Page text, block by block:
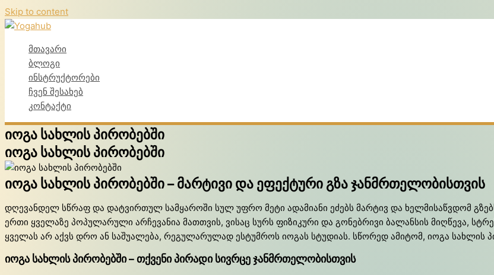
Skip to content
მთავარი
ბლოგი
ინსტრუქტორები
ჩვენ შესახებ
კონტაქტი
იოგა სახლის პირობებში
იოგა სახლის პირობებში
იოგა სახლის პირობებში – მარტივი და ეფექტური გზა ჯანმრთელობისთვის
დღევანდელ სწრაფ და დატვირთულ სამყაროში სულ უფრო მეტი ადამიანი ეძებს მარტივ და ხელმისაწვდომ
ერთი ყველაზე პოპულარული არჩევანია მათთვის, ვისაც სურს ფიზიკური და გონებრივი ბალანსის მიღწევა,
ყველას არ აქვს დრო ან საშუალება, რეგულარულად ესტუმროს იოგას სტუდიას. სწორედ ამიტომ, იოგა სახლის
იოგა სახლის პირობებში – თქვენი პირადი სივრცე ჯანმრთელობისთვის